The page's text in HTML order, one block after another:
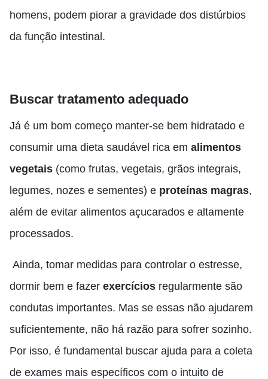
homens, podem piorar a gravidade dos distúrbios
da função intestinal.
Buscar tratamento adequado
Já é um bom começo manter-se bem hidratado e
consumir uma dieta saudável rica em alimentos
vegetais (como frutas, vegetais, grãos integrais,
legumes, nozes e sementes) e proteínas magras,
além de evitar alimentos açucarados e altamente
processados.
Ainda, tomar medidas para controlar o estresse,
dormir bem e fazer exercícios regularmente são
condutas importantes. Mas se essas não ajudarem
suficientemente, não há razão para sofrer sozinho.
Por isso, é fundamental buscar ajuda para a coleta
de exames mais específicos com o intuito de